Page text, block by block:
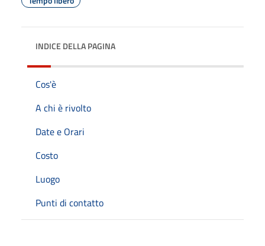
INDICE DELLA PAGINA
Cos'è
A chi è rivolto
Date e Orari
Costo
Luogo
Punti di contatto